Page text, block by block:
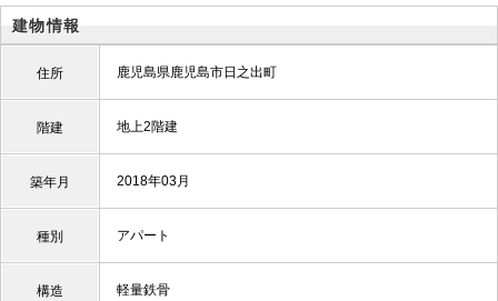
建物情報
住所 鹿児島県鹿児島市日之出町
階建 地上2階建
築年月 2018年03月
種別 アパート
構造 軽量鉄骨